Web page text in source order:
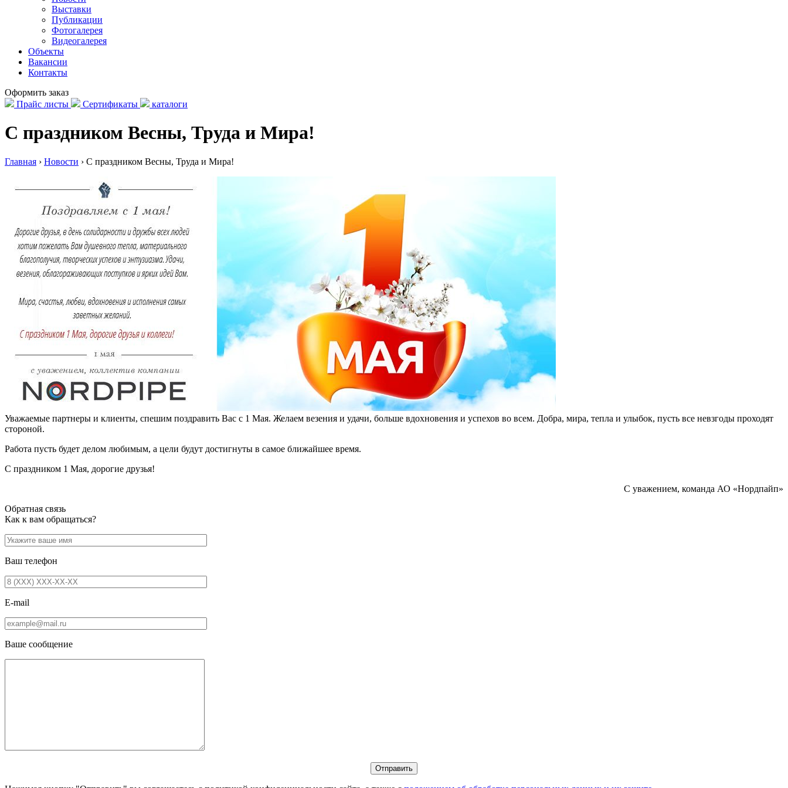
Выставки
Публикации
Фотогалерея
Видеогалерея
Объекты
Вакансии
Контакты
Оформить заказ
Прайс листы
Сертификаты каталоги
С праздником Весны, Труда и Мира!
Главная › Новости › С праздником Весны, Труда и Мира!
Уважаемые партнеры и клиенты, спешим поздравить Вас с 1 Мая. Желаем везения и удачи, больше вдохновения и успехов во всем. Добра, мира, тепла и улыбок, пусть все невзгоды проходят
стороной.
Работа пусть будет делом любимым, а цели будут достигнуты в самое ближайшее время.
С праздником 1 Мая, дорогие друзья!
С уважением, команда АО «Нордпайп»
Обратная связь
Как к вам обращаться?
Ваш телефон
E-mail
Ваше сообщение